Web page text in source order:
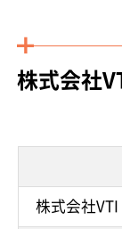
株式会社
株式会社